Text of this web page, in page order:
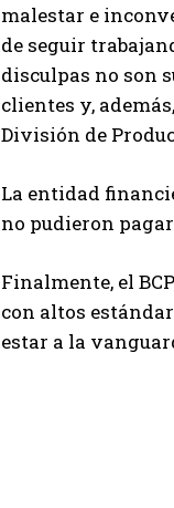
malestar e
de seguir
disculpas no son
clientes y,
División de
La entidad
no pudieron
Finalmente, el
con altos
estar a la